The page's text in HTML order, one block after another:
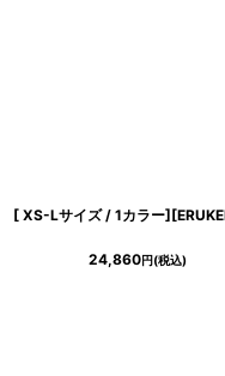
24,860円(税込)